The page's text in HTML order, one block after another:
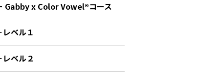
Gabby x Color Vowel®︎コース
レベル１
レベル２